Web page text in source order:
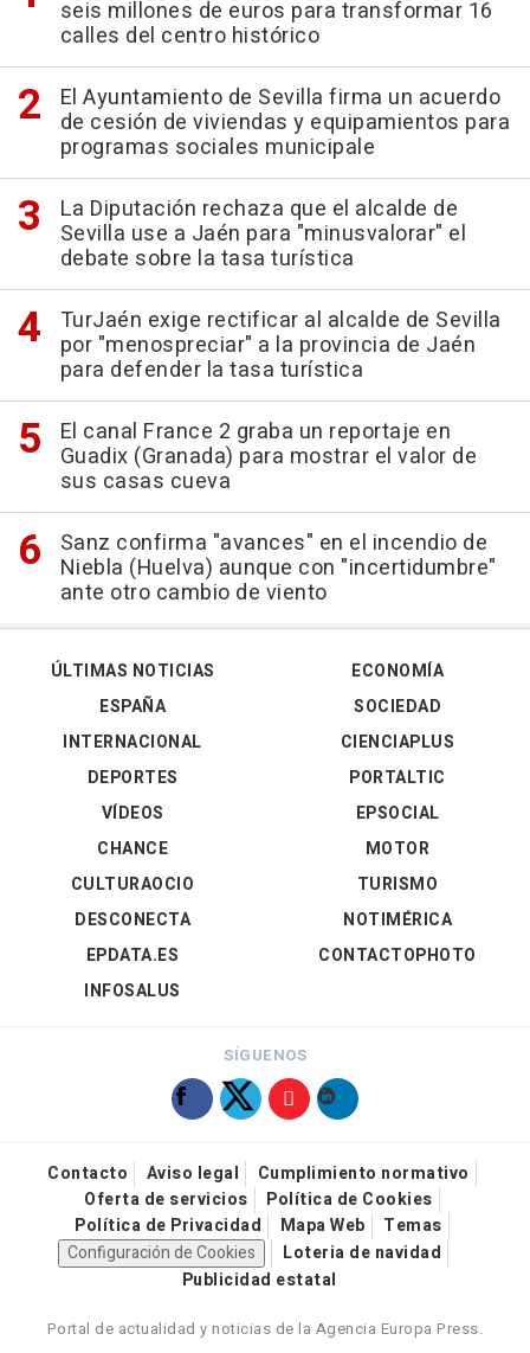
seis millones de euros para transformar 16
calles del centro histórico
El Ayuntamiento de Sevilla firma un acuerdo
de cesión de viviendas y equipamientos para
programas sociales municipale
La Diputación rechaza que el alcalde de
Sevilla use a Jaén para "minusvalorar" el
debate sobre la tasa turística
TurJaén exige rectificar al alcalde de Sevilla
por "menospreciar" a la provincia de Jaén
para defender la tasa turística
El canal France 2 graba un reportaje en
Guadix (Granada) para mostrar el valor de
sus casas cueva
Sanz confirma "avances" en el incendio de
Niebla (Huelva) aunque con "incertidumbre"
ante otro cambio de viento
ÚLTIMAS NOTICIAS
ESPAÑA
INTERNACIONAL
DEPORTES
VÍDEOS
ECONOMÍA
SOCIEDAD
CIENCIAPLUS
PORTALTIC
EPSOCIAL
CHANCE
CULTURAOCIO
DESCONECTA
EPDATA.ES
INFOSALUS
MOTOR
TURISMO
NOTIMÉRICA
CONTACTOPHOTO
SÍGUENOS
Contacto Aviso legal
Cumplimiento normativo
Oferta de servicios
Política de Cookies
Política de Privacidad
Mapa Web
Temas
Configuración de Cookies
Loteria de navidad
Publicidad estatal
Portal de actualidad y noticias de la Agencia Europa Press.